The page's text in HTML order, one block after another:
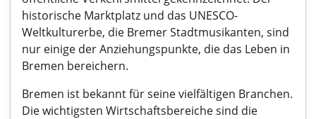
historische Marktplatz und das UNESCO-
Weltkulturerbe, die Bremer Stadtmusikanten, sind
nur einige der Anziehungspunkte, die das Leben in
Bremen bereichern.
Bremen ist bekannt für seine vielfältigen Branchen.
Die wichtigsten Wirtschaftsbereiche sind die